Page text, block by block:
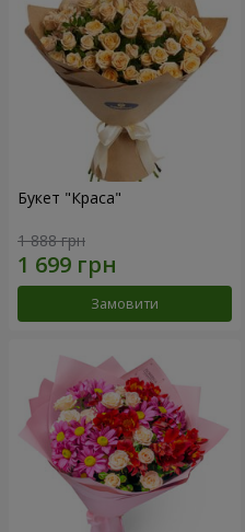
Букет "Краса"
1 888 грн
Замовити